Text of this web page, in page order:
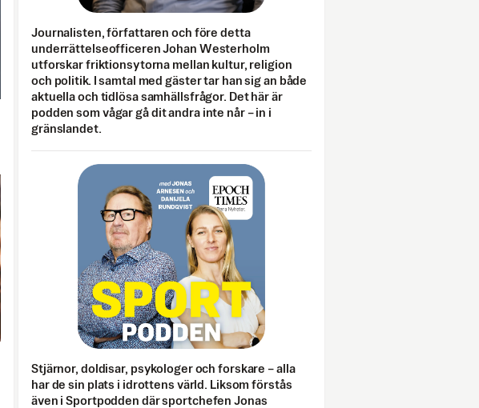
Journalisten, författaren och före detta
underrättelseofficeren Johan Westerholm
utforskar friktionsytorna mellan kultur, religion
och politik. I samtal med gäster tar han sig an både
aktuella och tidlösa samhällsfrågor. Det här är
podden som vågar gå dit andra inte når – in i
gränslandet.
Stjärnor, doldisar, psykologer och forskare – alla
har de sin plats i idrottens värld. Liksom förstås
även i Sportpodden där sportchefen Jonas